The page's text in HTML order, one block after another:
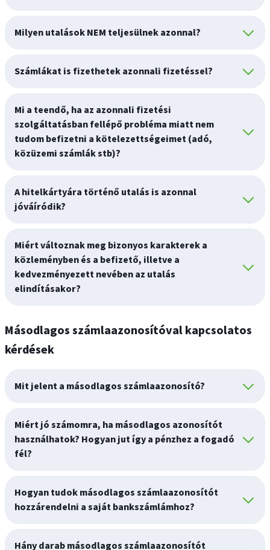
Milyen utalások NEM teljesülnek azonnal?
Számlákat is fizethetek azonnali fizetéssel?
Mi a teendő, ha az azonnali fizetési
szolgáltatásban fellépő probléma miatt nem
tudom befizetni a kötelezettségeimet (adó,
közüzemi számlák stb)?
A hitelkártyára történő utalás is azonnal
jóváíródik?
Miért változnak meg bizonyos karakterek a
közleményben és a befizető, illetve a
kedvezményezett nevében az utalás
elindításakor?
Másodlagos számlaazonosítóval kapcsolatos
kérdések
Mit jelent a másodlagos számlaazonosító?
Miért jó számomra, ha másodlagos azonosítót
használhatok? Hogyan jut így a pénzhez a fogadó
fél?
Hogyan tudok másodlagos számlaazonosítót
hozzárendelni a saját bankszámlámhoz?
Hány darab másodlagos számlaazonosítót